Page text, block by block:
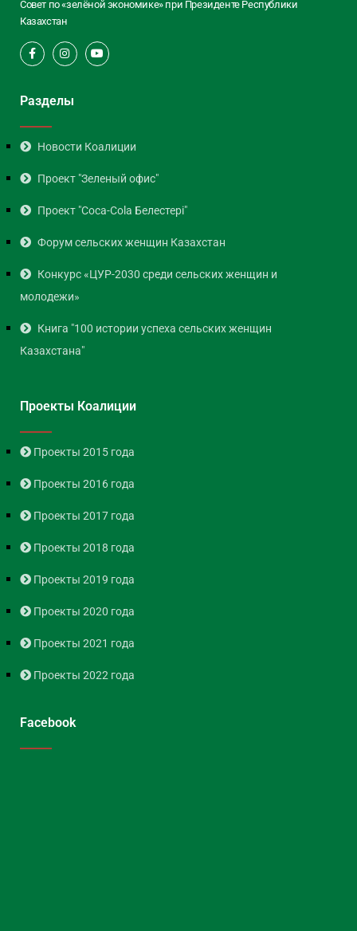
Совет по «зелёной экономике» при Президенте Республики
Казахстан
Разделы
Новости Коалиции
Проект "Зеленый офис"
Проект "Coca-Cola Белестері"
Форум сельских женщин Казахстан
Конкурс «ЦУР-2030 среди сельских женщин и
молодежи»
Книга "100 истории успеха сельских женщин
Казахстана"
Проекты Коалиции
Проекты 2015 года
Проекты 2016 года
Проекты 2017 года
Проекты 2018 года
Проекты 2019 года
Проекты 2020 года
Проекты 2021 года
Проекты 2022 года
Facebook